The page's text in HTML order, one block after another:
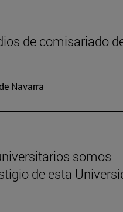
de comisariado
Navarra
somos
de esta